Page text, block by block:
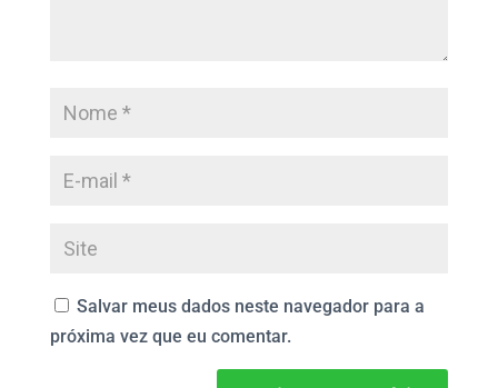
Salvar meus dados neste navegador para a
próxima vez que eu comentar.